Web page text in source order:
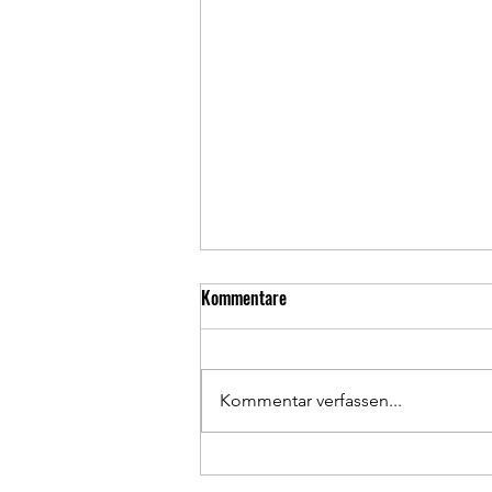
Mädchen für IT-Branche
Kommentare
Kommentar verfassen...